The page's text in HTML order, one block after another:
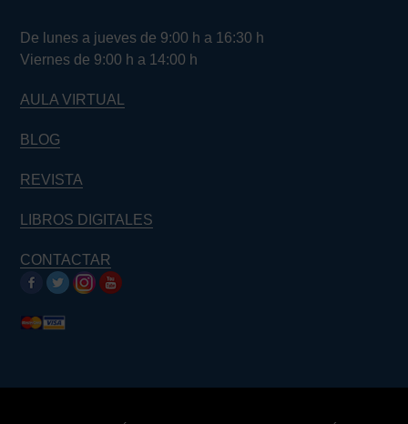
De lunes a jueves de 9:00 h a 16:30 h
Viernes de 9:00 h a 14:00 h
AULA VIRTUAL
BLOG
REVISTA
LIBROS DIGITALES
CONTACTAR